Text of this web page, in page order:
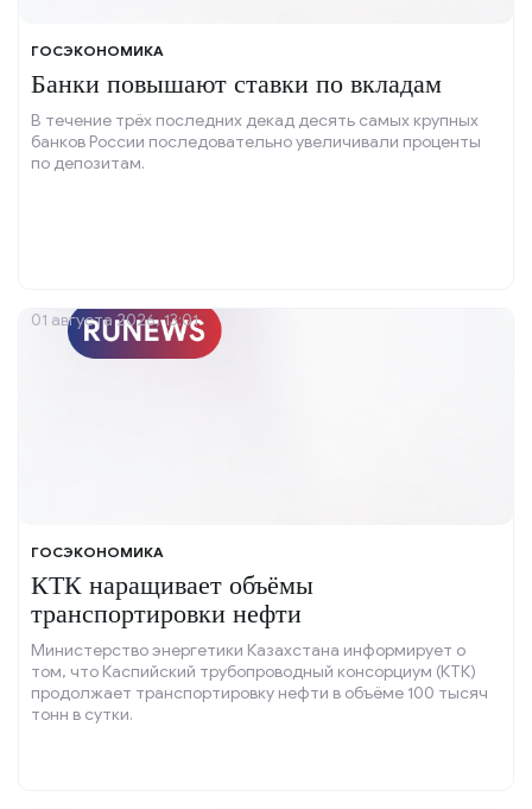
ГОСЭКОНОМИКА
Банки повышают ставки по вкладам
В течение трёх последних декад десять самых крупных
банков России последовательно увеличивали проценты
по депозитам.
ГОСЭКОНОМИКА
КТК наращивает объёмы
транспортировки нефти
Министерство энергетики Казахстана информирует о
том, что Каспийский трубопроводный консорциум (КТК)
продолжает транспортировку нефти в объёме 100 тысяч
тонн в сутки.
01 августа 2026, 13:01